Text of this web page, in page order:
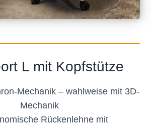
L mit Kopfstütze
Mechanik – wahlweise mit 3D-
Mechanik
Rückenlehne mit